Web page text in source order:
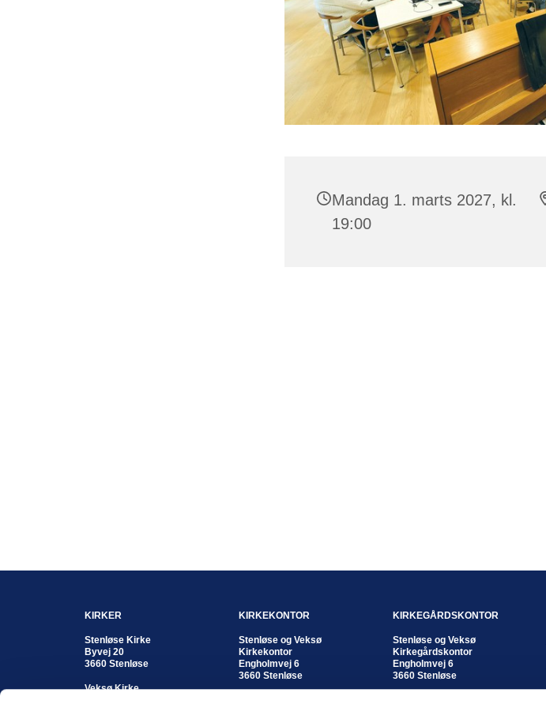
Mandag 1. marts 2027, kl.
19:00
KIRKER
Stenløse Kirke
Byvej 20
3660 Stenløse
Veksø Kirke
KIRKEKONTOR
Stenløse og Veksø
Kirkekontor
Engholmvej 6
3660 Stenløse
KIRKEGÅRDSKONTOR
Stenløse og Veksø
Kirkegårdskontor
Engholmvej 6
3660 Stenløse